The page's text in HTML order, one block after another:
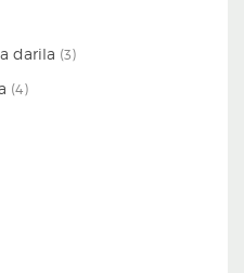
darila (3)
(4)